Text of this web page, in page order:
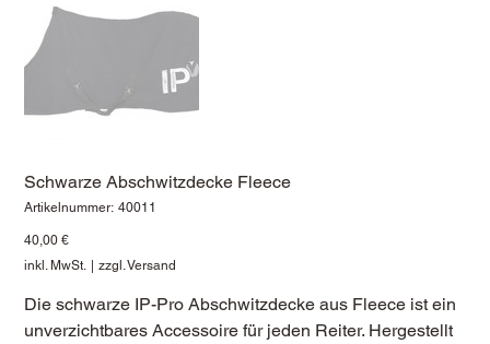
Schwarze Abschwitzdecke Fleece
Artikelnummer: Artikelnummer:
40011
Preis
40,00 €
inkl. MwSt. | zzgl. Versand
Die schwarze IP-Pro Abschwitzdecke aus Fleece ist ein
unverzichtbares Accessoire für jeden Reiter. Hergestellt